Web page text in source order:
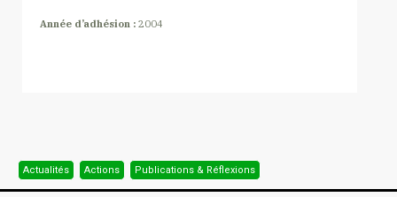
Année d’adhésion : 2004
Actualités Actions Publications & Réflexions